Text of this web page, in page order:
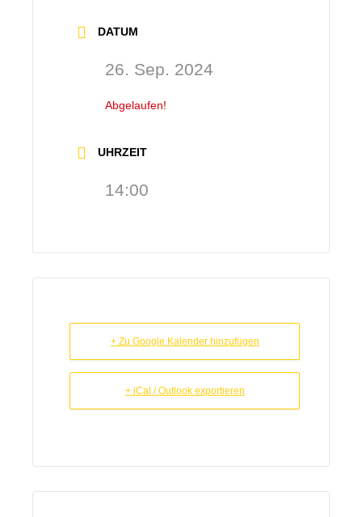
DATUM
26. Sep. 2024
Abgelaufen!
UHRZEIT
14:00
+ Zu Google Kalender hinzufügen
+ iCal / Outlook exportieren